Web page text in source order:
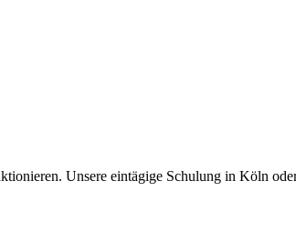
Unsere eintägige Schulung in Köln